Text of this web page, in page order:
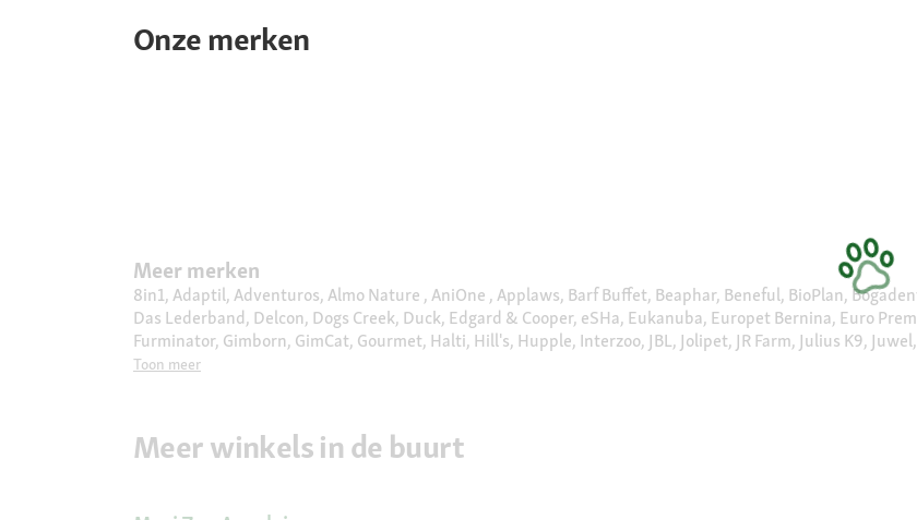
Onze merken
Meer merken
8in1, Adaptil, Adventuros, Almo Nature , AniOne , Applaws, Barf Buffet, Beaphar, Beneful, BioPlan,
Das Lederband, Delcon, Dogs Creek, Duck, Edgard & Cooper, eSHa, Eukanuba, Europet Bernina, Euro
Furminator, Gimborn, GimCat, Gourmet, Halti, Hill's, Hupple, Interzoo, JBL, Jolipet, JR Farm, Julius K9,
More, Moser, MultiFit, My Family, Naturally Good, Orijen, Pedigree, Perfect Fit, Pet Balance, Pet Safe,
Toon meer
Meer winkels in de buurt